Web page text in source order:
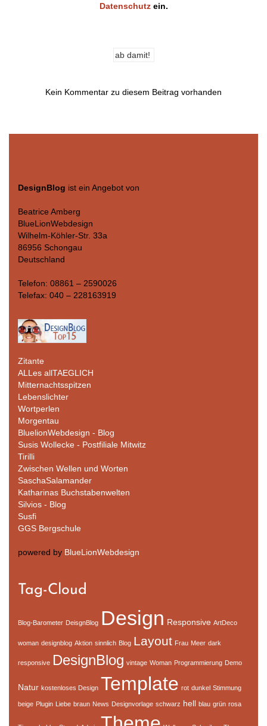
Datenschutzein.
Kein Kommentar zu diesem Beitrag vorhanden
DesignBlog ist ein Angebot von
Beatrice Amberg
BlueLionWebdesign
Wilhelm-Köhler-Str. 33a
86956 Schongau
Deutschland
Telefon: 08861 – 2590026
Telefax: 040 – 228163919
Zitante
ALLes allTAEGLICH
Mitternachtsspitzen
Lebenslichter
Wortperlen
Morgentau
BluelionWebdesign - Blog
Susis Wollecke - Postfiliale Mitwitz
Tirilli
Zwischen Wellen und Worten
SaschaSalamander
Katharinas Buchstabenwelten
Silvios - Blog
Susfi
GGS Bergschule
powered by BlueLionWebdesign
Tag-Cloud
Blog-Barometer DeisgnBlog Design Responsive ArtDeco
woman designblog Aktion sinnlich Blog Layout Frau Meer dark
responsive DesignBlog vintage Woman Programmierung Demo
Natur kostenloses Design Template rot dunkel Stimmung
beige Plugin Liebe braun News Designvorlage schwarz hell blau grün rosa